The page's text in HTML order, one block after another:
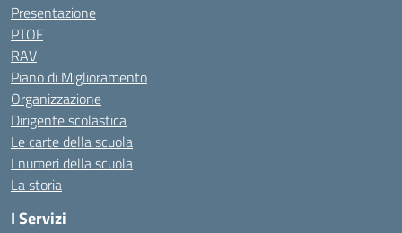
Presentazione
PTOF
RAV
Piano di Miglioramento
Organizzazione
Dirigente scolastica
Le carte della scuola
I numeri della scuola
La storia
I Servizi